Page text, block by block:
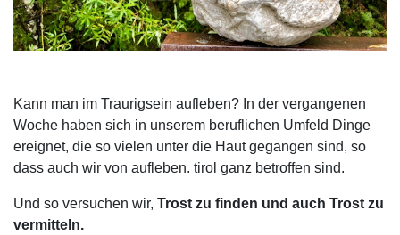
Kann man im Traurigsein aufleben? In der vergangenen
Woche haben sich in unserem beruflichen Umfeld Dinge
ereignet, die so vielen unter die Haut gegangen sind, so
dass auch wir von aufleben. tirol ganz betroffen sind.
Und so versuchen wir, Trost zu finden und auch Trost zu
vermitteln.